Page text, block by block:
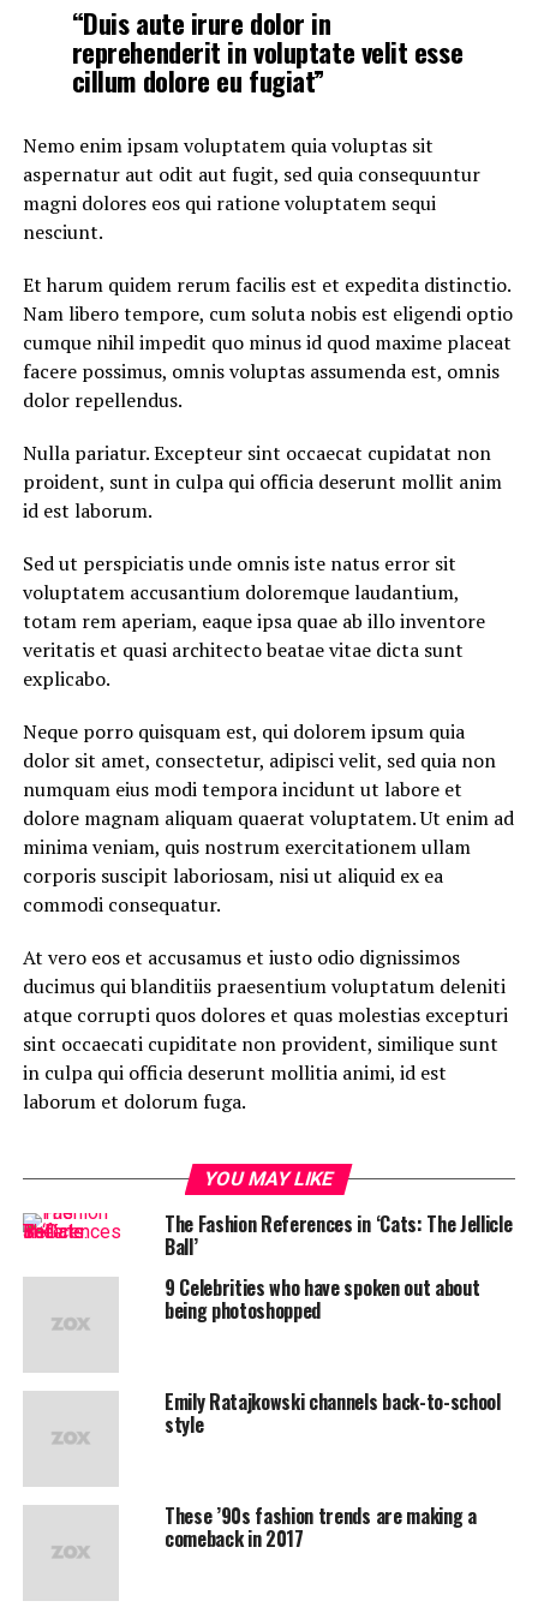
“Duis aute irure dolor in
reprehenderit in voluptate velit esse
cillum dolore eu fugiat”
Nemo enim ipsam voluptatem quia voluptas sit
aspernatur aut odit aut fugit, sed quia consequuntur
magni dolores eos qui ratione voluptatem sequi
nesciunt.
Et harum quidem rerum facilis est et expedita distinctio.
Nam libero tempore, cum soluta nobis est eligendi optio
cumque nihil impedit quo minus id quod maxime placeat
facere possimus, omnis voluptas assumenda est, omnis
dolor repellendus.
Nulla pariatur. Excepteur sint occaecat cupidatat non
proident, sunt in culpa qui officia deserunt mollit anim
id est laborum.
Sed ut perspiciatis unde omnis iste natus error sit
voluptatem accusantium doloremque laudantium,
totam rem aperiam, eaque ipsa quae ab illo inventore
veritatis et quasi architecto beatae vitae dicta sunt
explicabo.
Neque porro quisquam est, qui dolorem ipsum quia
dolor sit amet, consectetur, adipisci velit, sed quia non
numquam eius modi tempora incidunt ut labore et
dolore magnam aliquam quaerat voluptatem. Ut enim ad
minima veniam, quis nostrum exercitationem ullam
corporis suscipit laboriosam, nisi ut aliquid ex ea
commodi consequatur.
At vero eos et accusamus et iusto odio dignissimos
ducimus qui blanditiis praesentium voluptatum deleniti
atque corrupti quos dolores et quas molestias excepturi
sint occaecati cupiditate non provident, similique sunt
in culpa qui officia deserunt mollitia animi, id est
laborum et dolorum fuga.
YOU MAY LIKE
The Fashion References in ‘Cats: The Jellicle
Ball’
9 Celebrities who have spoken out about
being photoshopped
Emily Ratajkowski channels back-to-school
style
These ’90s fashion trends are making a
comeback in 2017